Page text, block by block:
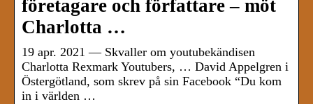
företagare och författare – möt
Charlotta …
19 apr. 2021 — Skvaller om youtubekändisen
Charlotta Rexmark Youtubers, … David Appelgren i
Östergötland, som skrev på sin Facebook “Du kom
in i världen …